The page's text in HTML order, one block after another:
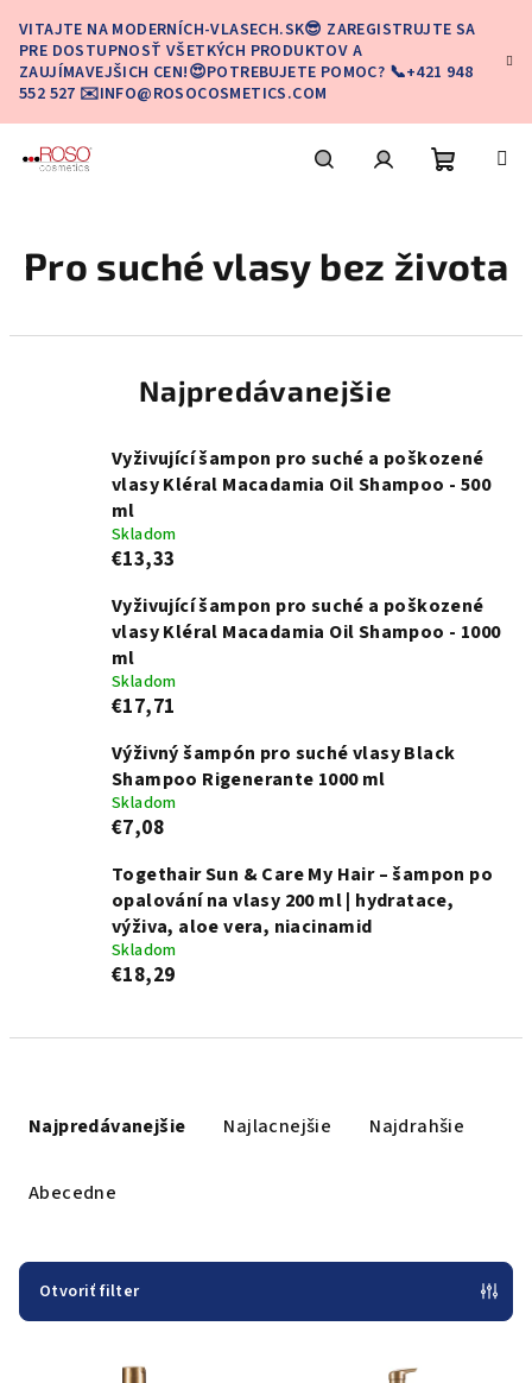
obsah
VITAJTE NA MODERNÍCH-VLASECH.SK😎 ZAREGISTRUJTE SA
PRE DOSTUPNOSŤ VŠETKÝCH PRODUKTOV A
ZAUJÍMAVEJŠICH CEN!😍POTREBUJETE POMOC? 📞+421 948
552 527 ✉️INFO@ROSOCOSMETICS.COM
košík
Pro suché vlasy bez života
Najpredávanejšie
Vyživující šampon pro suché a poškozené
vlasy Kléral Macadamia Oil Shampoo - 500
ml
Skladom
€13,33
Vyživující šampon pro suché a poškozené
vlasy Kléral Macadamia Oil Shampoo - 1000
ml
Skladom
€17,71
Výživný šampón pro suché vlasy Black
Shampoo Rigenerante 1000 ml
Skladom
€7,08
Togethair Sun & Care My Hair – šampon po
opalování na vlasy 200 ml | hydratace,
výživa, aloe vera, niacinamid
Skladom
€18,29
p
Najpredávanejšie Najlacnejšie Najdrahšie
Abecedne
Otvoriť filter